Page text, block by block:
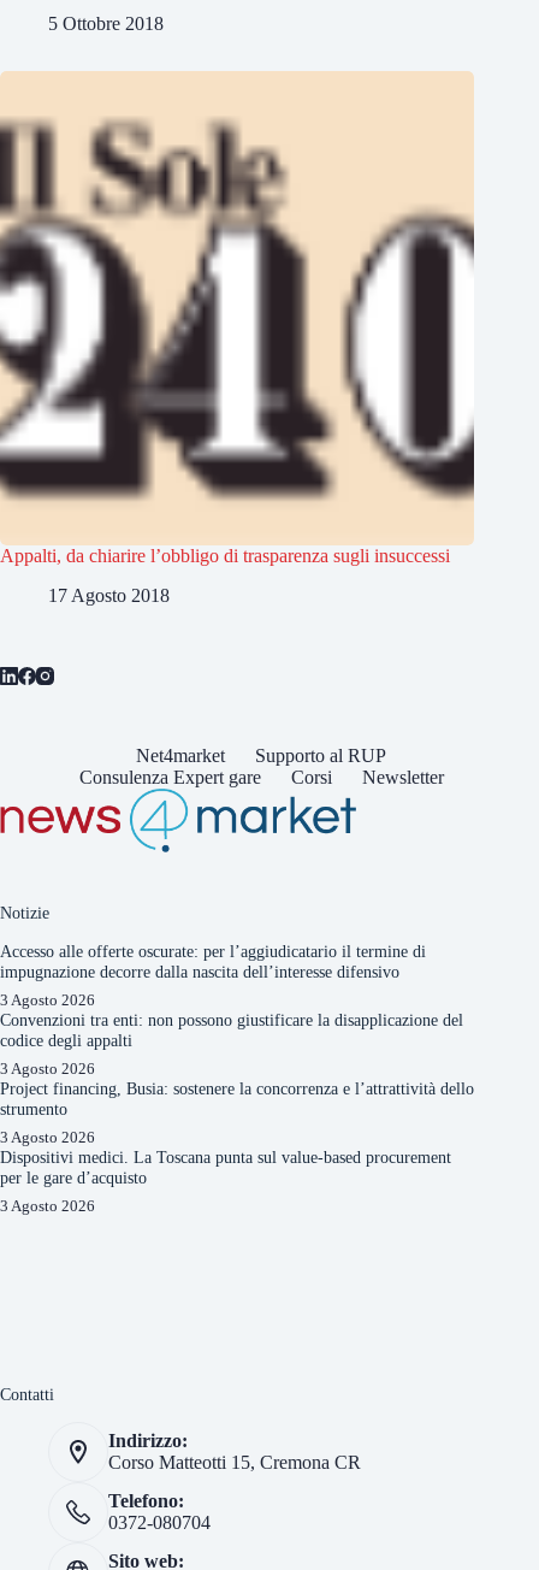
5 Ottobre 2018
Appalti, da chiarire l’obbligo di trasparenza sugli insuccessi
17 Agosto 2018
Net4market
Supporto al RUP
Consulenza Expert gare
Corsi Newsletter
Notizie
Accesso alle offerte oscurate: per l’aggiudicatario il termine di
impugnazione decorre dalla nascita dell’interesse difensivo
3 Agosto 2026
Convenzioni tra enti: non possono giustificare la disapplicazione del
codice degli appalti
3 Agosto 2026
Project financing, Busia: sostenere la concorrenza e l’attrattività dello
strumento
3 Agosto 2026
Dispositivi medici. La Toscana punta sul value-based procurement
per le gare d’acquisto
3 Agosto 2026
Contatti
Indirizzo:
Corso Matteotti 15, Cremona CR
Telefono:
0372-080704
Sito web: